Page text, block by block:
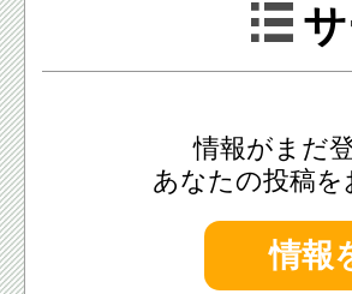
情報がまだ
あなたの投稿
情報